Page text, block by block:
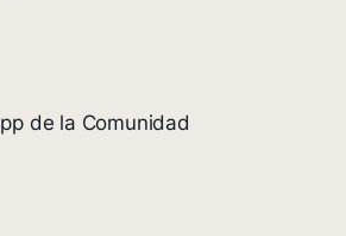
de la Comunidad